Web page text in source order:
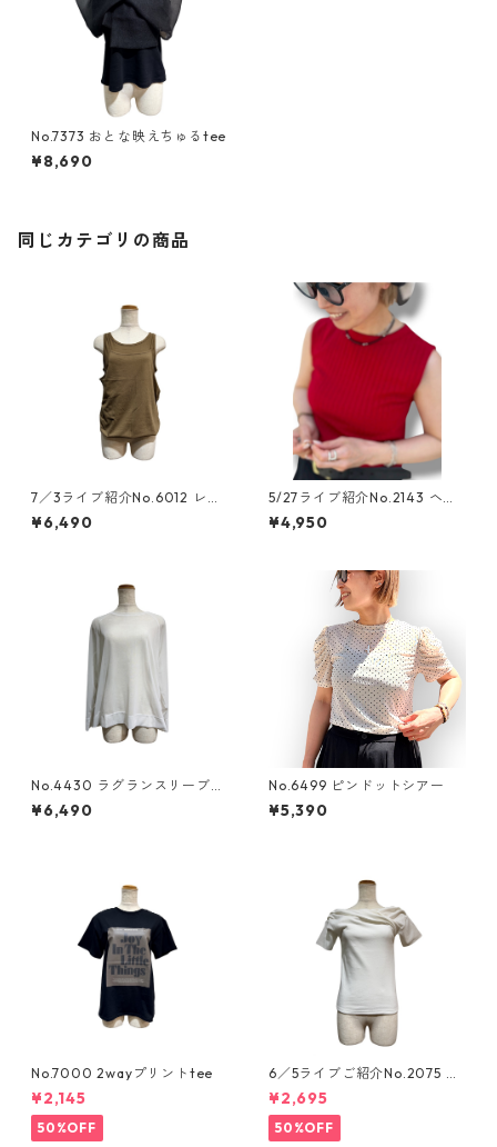
No.7373 おとな映えちゅるtee
¥8,690
同じカテゴリの商品
7／3ライブ紹介No.6012 レイ
ヤードキャミタンクトップ
¥6,490
5/27ライブ紹介No.2143 ヘル
シーリブtank top
¥4,950
No.4430 ラグランスリーブち
ゅるりら
¥6,490
No.6499 ピンドットシアー
¥5,390
No.7000 2wayプリントtee
¥2,145
50%OFF
6／5ライブご紹介No.2075 ア
シンメトリーカットソー
¥2,695
50%OFF